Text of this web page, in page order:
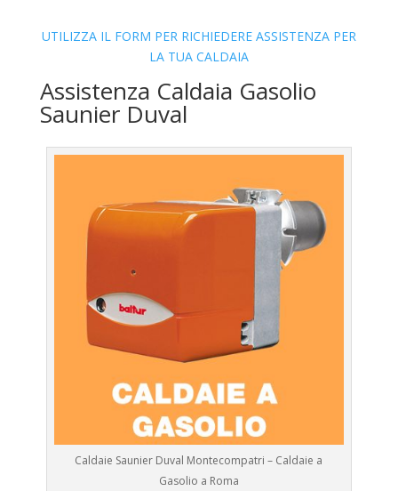
UTILIZZA IL FORM PER RICHIEDERE ASSISTENZA PER
LA TUA CALDAIA
Assistenza Caldaia Gasolio
Saunier Duval
Caldaie Saunier Duval Montecompatri – Caldaie a
Gasolio a Roma